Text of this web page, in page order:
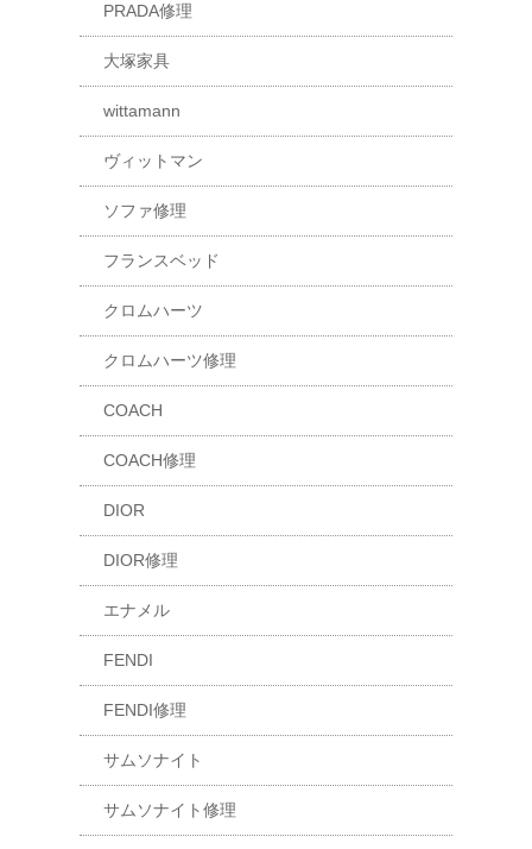
PRADA修理
大塚家具
wittamann
ヴィットマン
ソファ修理
フランスベッド
クロムハーツ
クロムハーツ修理
COACH
COACH修理
DIOR
DIOR修理
エナメル
FENDI
FENDI修理
サムソナイト
サムソナイト修理